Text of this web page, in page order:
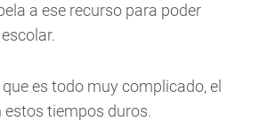
a ese recurso para poder
es todo muy complicado, el
estos tiempos duros.